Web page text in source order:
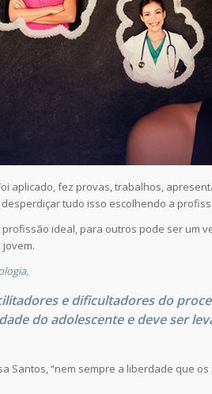
aplicado, fez provas, trabalhos,
tudo isso escolhendo a
ideal, para outros pode ser um
e dificultadores do
do adolescente e deve ser
Santos, “nem sempre a liberdade que